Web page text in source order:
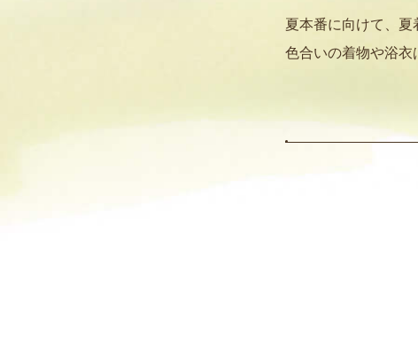
夏本番に向けて、
色合いの着物や浴